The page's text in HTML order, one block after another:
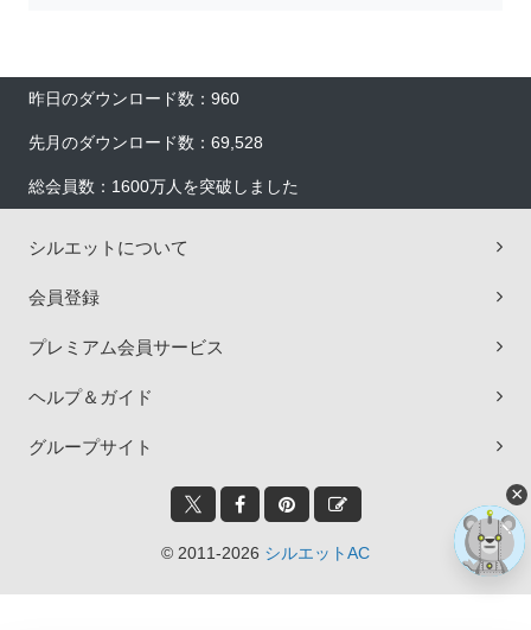
昨日のダウンロード数：960
先月のダウンロード数：69,528
総会員数：1600万人を突破しました
シルエットについて
会員登録
プレミアム会員サービス
ヘルプ＆ガイド
グループサイト
© 2011-2026 シルエットAC
×